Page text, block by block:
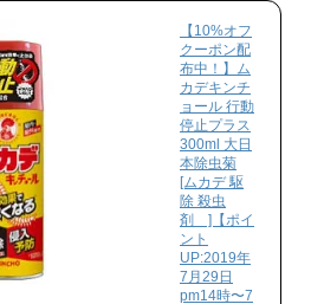
【10%オフ
クーポン配
布中！】ム
カデキンチ
ョール 行動
停止プラス
300ml 大日
本除虫菊
[ムカデ 駆
除 殺虫
剤 ]【ポイ
ント
UP:2019年
7月29日
pm14時〜7